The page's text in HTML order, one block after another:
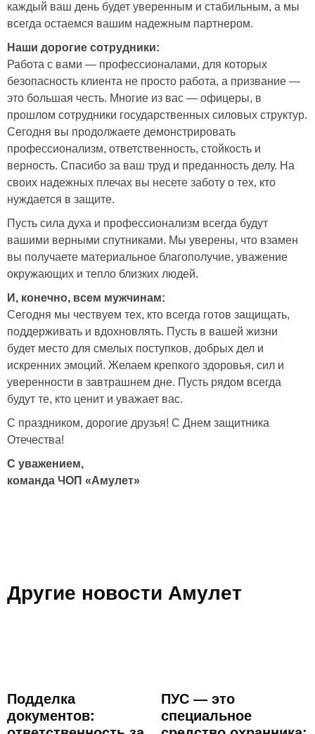
каждый ваш день будет уверенным и стабильным, а мы
всегда остаемся вашим надежным партнером.
Наши дорогие сотрудники:
Работа с вами — профессионалами, для которых
безопасность клиента не просто работа, а призвание —
это большая честь. Многие из вас — офицеры, в
прошлом сотрудники государственных силовых структур.
Сегодня вы продолжаете демонстрировать
профессионализм, ответственность, стойкость и
верность. Спасибо за ваш труд и преданность делу. На
своих надежных плечах вы несете заботу о тех, кто
нуждается в защите.
Пусть сила духа и профессионализм всегда будут
вашими верными спутниками. Мы уверены, что взамен
вы получаете материальное благополучие, уважение
окружающих и тепло близких людей.
И, конечно, всем мужчинам:
Сегодня мы чествуем тех, кто всегда готов защищать,
поддерживать и вдохновлять. Пусть в вашей жизни
будет место для смелых поступков, добрых дел и
искренних эмоций. Желаем крепкого здоровья, сил и
уверенности в завтрашнем дне. Пусть рядом всегда
будут те, кто ценит и уважает вас.
С праздником, дорогие друзья! С Днем защитника
Отечества!
С уважением,
команда ЧОП «Амулет»
Другие новости Амулет
Подделка
документов:
ПУС — это
специальное